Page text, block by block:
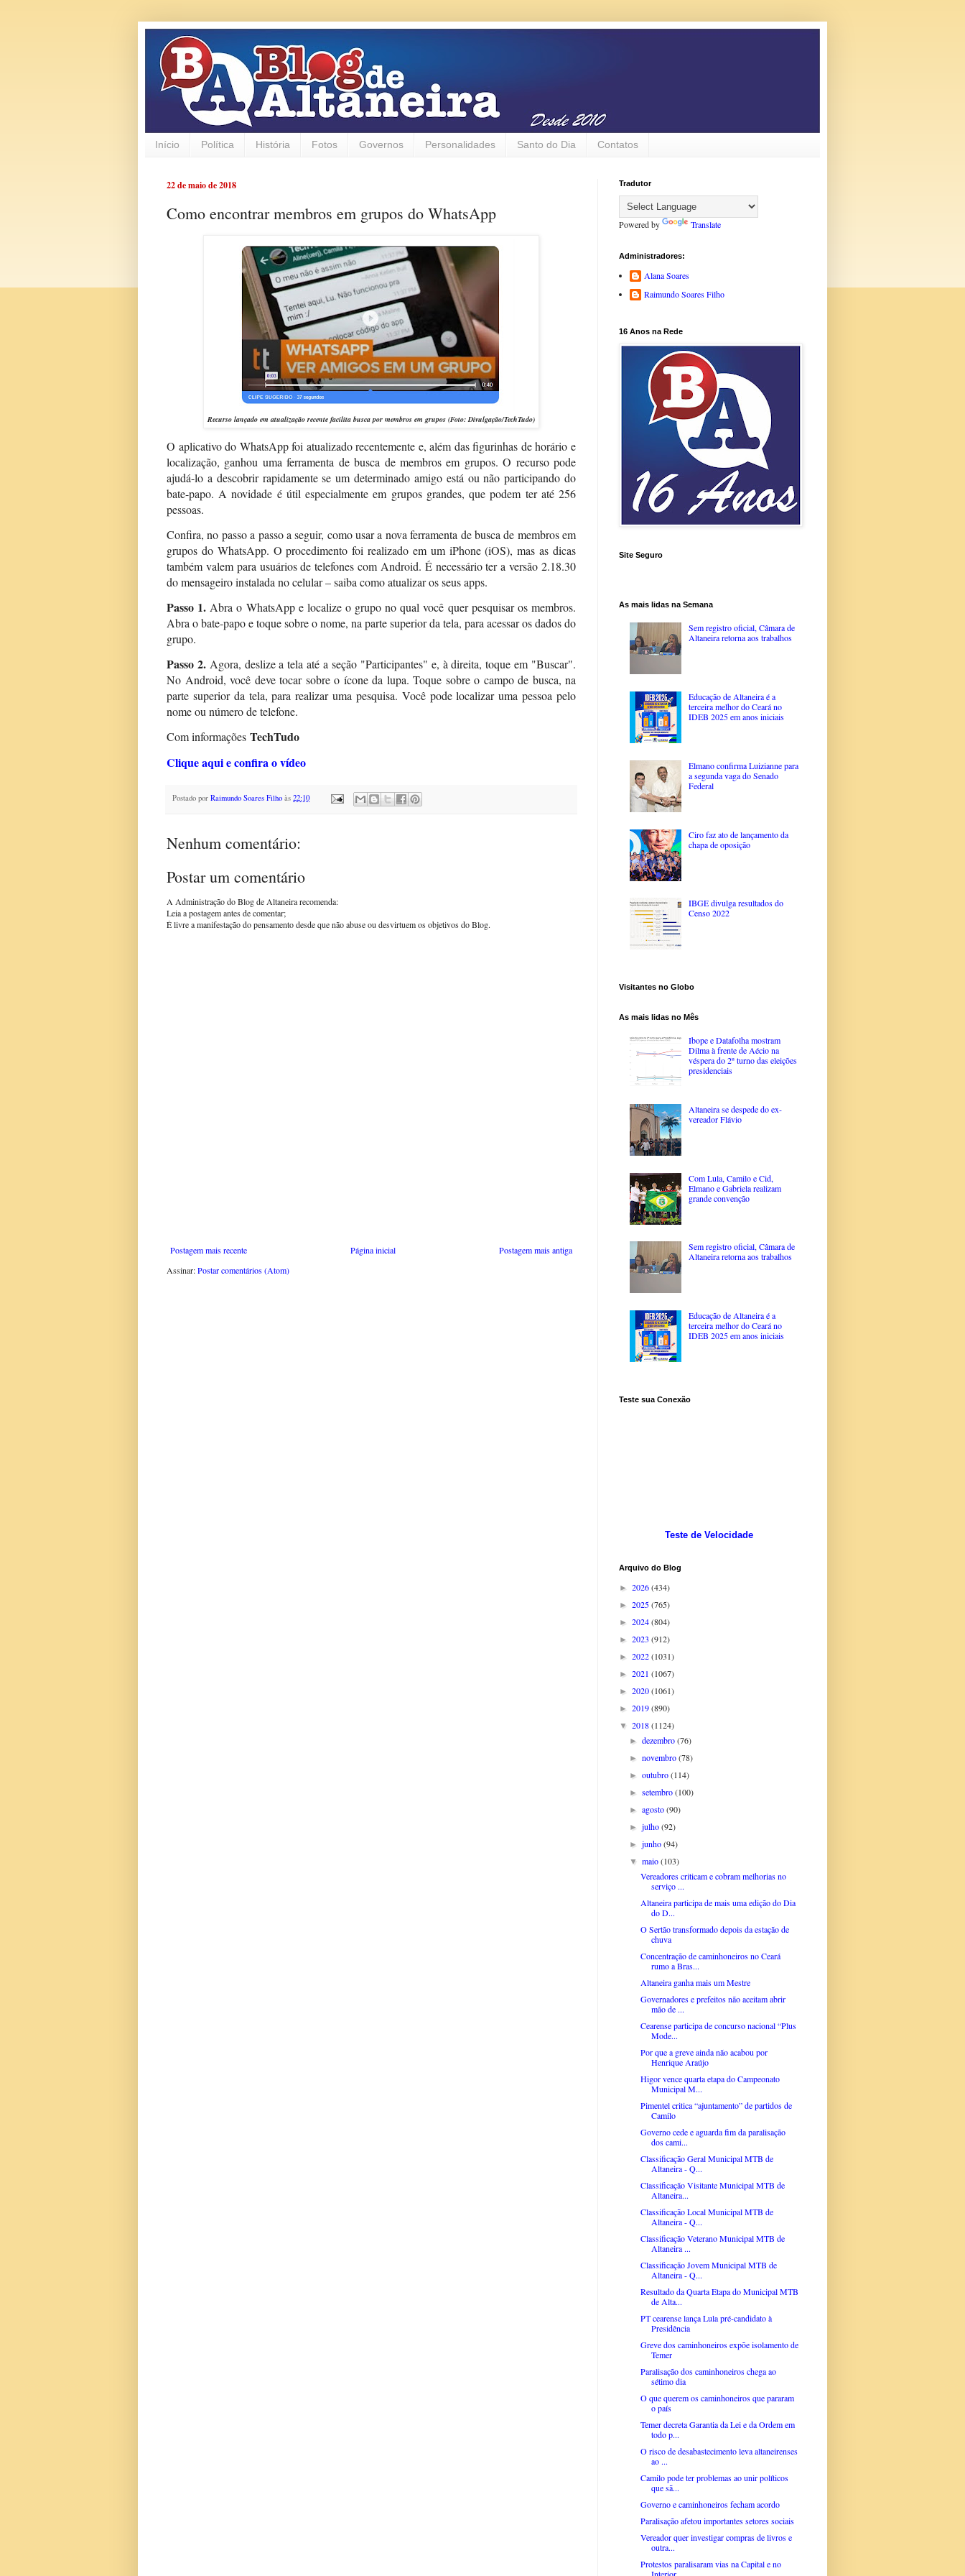
Início Política História Fotos Governos Personalidades Santo do Dia Contatos
22 de maio de 2018
Como encontrar membros em grupos do WhatsApp
Recurso lançado em atualização recente facilita busca por membros em grupos (Foto: Divulgação/TechTudo)
O aplicativo do WhatsApp foi atualizado recentemente e, além das figurinhas de horário e
localização, ganhou uma ferramenta de busca de membros em grupos. O recurso pode
ajudá-lo a descobrir rapidamente se um determinado amigo está ou não participando do
bate-papo. A novidade é útil especialmente em grupos grandes, que podem ter até 256
pessoas.
Confira, no passo a passo a seguir, como usar a nova ferramenta de busca de membros em
grupos do WhatsApp. O procedimento foi realizado em um iPhone (iOS), mas as dicas
também valem para usuários de telefones com Android. É necessário ter a versão 2.18.30
do mensageiro instalada no celular – saiba como atualizar os seus apps.
Passo 1. Abra o WhatsApp e localize o grupo no qual você quer pesquisar os membros.
Abra o bate-papo e toque sobre o nome, na parte superior da tela, para acessar os dados do
grupo.
Passo 2. Agora, deslize a tela até a seção "Participantes" e, à direita, toque em "Buscar".
No Android, você deve tocar sobre o ícone da lupa. Toque sobre o campo de busca, na
parte superior da tela, para realizar uma pesquisa. Você pode localizar uma pessoa pelo
nome ou número de telefone.
Com informações TechTudo
Clique aqui e confira o vídeo
Postado por Raimundo Soares Filho às 22:10
Nenhum comentário:
Postar um comentário
A Administração do Blog de Altaneira recomenda:
Leia a postagem antes de comentar;
É livre a manifestação do pensamento desde que não abuse ou desvirtuem os objetivos do Blog.
Postagem mais recente Postagem mais antiga
Página inicial
Assinar:Postar comentários (Atom)
Tradutor
Powered by Translate
Administradores:
Alana Soares
Raimundo Soares Filho
16 Anos na Rede
Site Seguro
As mais lidas na Semana
Sem registro oficial, Câmara de
Altaneira retorna aos trabalhos
Educação de Altaneira é a
terceira melhor do Ceará no
IDEB 2025 em anos iniciais
Elmano confirma Luizianne para
a segunda vaga do Senado
Federal
Ciro faz ato de lançamento da
chapa de oposição
IBGE divulga resultados do
Censo 2022
Visitantes no Globo
As mais lidas no Mês
Ibope e Datafolha mostram
Dilma à frente de Aécio na
véspera do 2º turno das eleições
presidenciais
Altaneira se despede do ex-
vereador Flávio
Com Lula, Camilo e Cid,
Elmano e Gabriela realizam
grande convenção
Sem registro oficial, Câmara de
Altaneira retorna aos trabalhos
Educação de Altaneira é a
terceira melhor do Ceará no
IDEB 2025 em anos iniciais
Teste sua Conexão
Teste de Velocidade
Arquivo do Blog
► 2026(434)
► 2025(765)
► 2024(804)
► 2023 (912)
► 2022(1031)
► 2021 (1067)
► 2020(1061)
► 2019(890)
▼ 2018(1124)
►dezembro(76)
►novembro(78)
►outubro(114)
►setembro(100)
►agosto(90)
►julho(92)
►junho(94)
▼maio(103)
Vereadores criticam e cobram melhorias no
serviço ...
Altaneira participa de mais uma edição do Dia
do D...
O Sertão transformado depois da estação de
chuva
Concentração de caminhoneiros no Ceará
rumo a Bras...
Altaneira ganha mais um Mestre
Governadores e prefeitos não aceitam abrir
mão de ...
Cearense participa de concurso nacional “Plus
Mode...
Por que a greve ainda não acabou por
Henrique Araújo
Higor vence quarta etapa do Campeonato
Municipal M...
Pimentel critica “ajuntamento” de partidos de
Camilo
Governo cede e aguarda fim da paralisação
dos cami...
Classificação Geral Municipal MTB de
Altaneira - Q...
Classificação Visitante Municipal MTB de
Altaneira...
Classificação Local Municipal MTB de
Altaneira - Q...
Classificação Veterano Municipal MTB de
Altaneira ...
Classificação Jovem Municipal MTB de
Altaneira - Q...
Resultado da Quarta Etapa do Municipal MTB
de Alta...
PT cearense lança Lula pré-candidato à
Presidência
Greve dos caminhoneiros expõe isolamento de
Temer
Paralisação dos caminhoneiros chega ao
sétimo dia
O que querem os caminhoneiros que pararam
o país
Temer decreta Garantia da Lei e da Ordem em
todo p...
O risco de desabastecimento leva altaneirenses
ao ...
Camilo pode ter problemas ao unir políticos
que sã...
Governo e caminhoneiros fecham acordo
Paralisação afetou importantes setores sociais
Vereador quer investigar compras de livros e
outra...
Protestos paralisaram vias na Capital e no
Interior